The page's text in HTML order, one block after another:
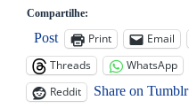
Compartilhe:
Post Print Email
Threads
WhatsApp
Reddit
Share on Tumblr